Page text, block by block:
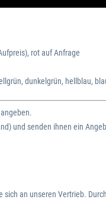
rot auf Anfrage
dunkelgrün, hellblau,
und senden ihnen ein
sich an unseren Vertrieb.